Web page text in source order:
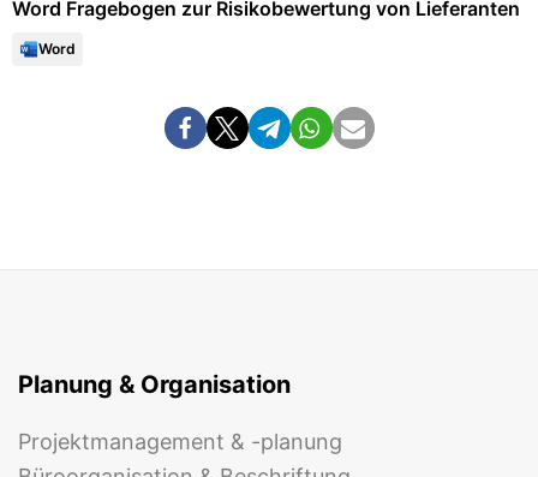
Word Fragebogen zur Risiko­bewertung von Lieferanten
Word
Planung & Organisation
Projektmanagement & -planung